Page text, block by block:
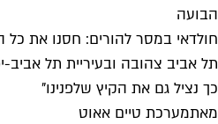
הבועה
חולדאי במסר להורים: חסנו את כל
תל אביב צהובה ובעיריית תל אביב-
כך נציל גם את הקיץ שלפנינו"
מאתמערכת טיים אאוט